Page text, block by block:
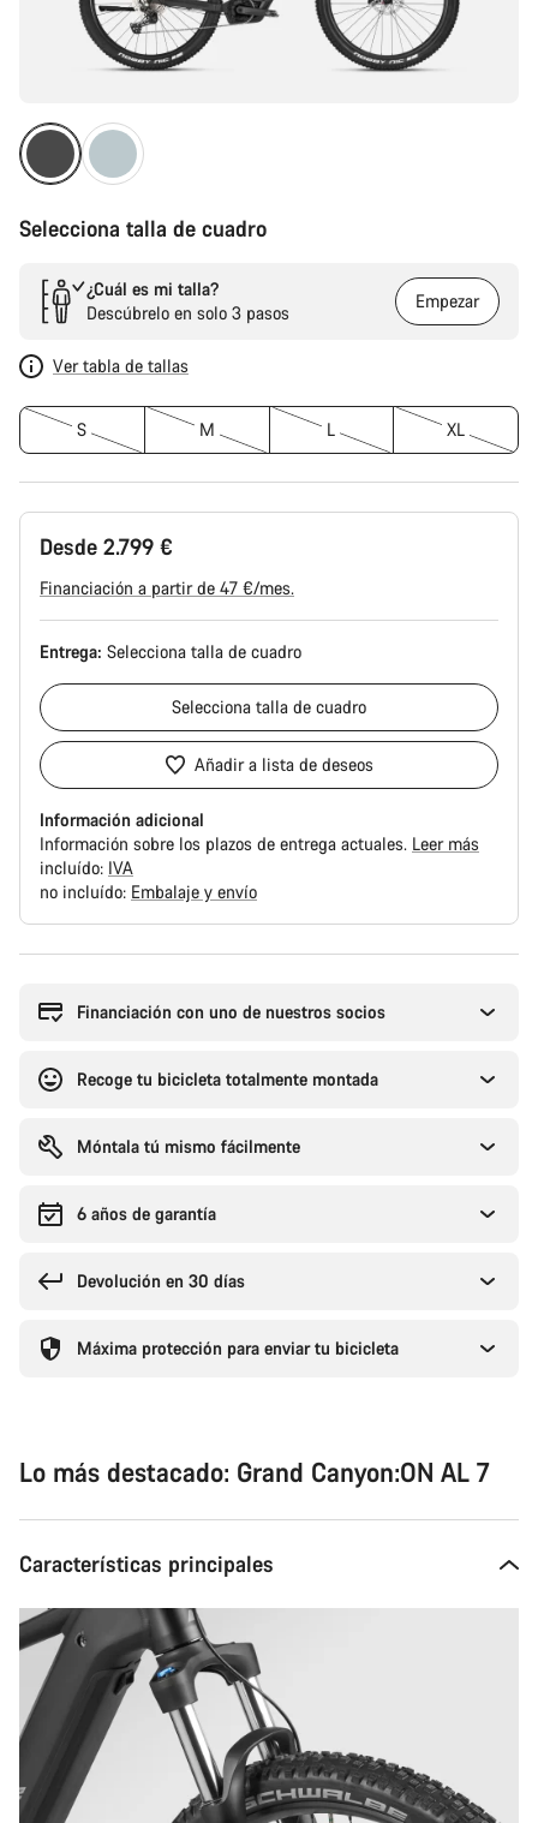
Selecciona talla de cuadro
¿Cuál es mi talla?
Descúbrelo en solo 3 pasos
Empezar
Ver tabla de tallas
S M L XL
Desde 2.799 €
Financiación a partir de 47 €/mes.
Entrega: Selecciona talla de cuadro
Selecciona talla de cuadro
Añadir a lista de deseos
Información adicional
Información sobre los plazos de entrega actuales. Leer más
incluído: IVA
no incluído: Embalaje y envío
compra
Financiación con uno de nuestros socios
Recoge tu bicicleta totalmente montada
Móntala tú mismo fácilmente
6 años de garantía
Devolución en 30 días
Máxima protección para enviar tu bicicleta
Lo más destacado: Grand Canyon:ON AL 7
Características principales